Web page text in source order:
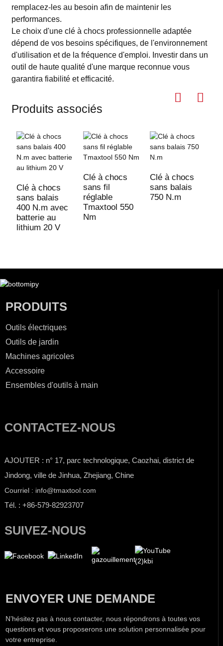
remplacez-les au besoin afin de maintenir les
performances.
Le choix d'une clé à chocs professionnelle adaptée
dépend de vos besoins spécifiques, de l'environnement
d'utilisation et de la fréquence d'emploi. Investir dans un
outil de haute qualité d'une marque reconnue vous
garantira fiabilité et efficacité.
Produits associés
Clé à chocs
sans balais
400 N.m avec
batterie au
lithium 20 V
Clé à chocs
sans fil
réglable
Tmaxtool 550
Nm
Clé à chocs
sans balais
750 N.m
PRODUITS
Outils électriques
Outils de jardin
Machines agricoles
Accessoire
Ensembles d'outils à main
CONTACTEZ-NOUS
AJOUTER : n° 17, parc technologique, Caozhai, district de
Jindong, ville de Jinhua, Zhejiang, Chine
Courriel : info@tmaxtool.com
Tél. : +86-579-82923707
SUIVEZ-NOUS
ENVOYER UNE DEMANDE
N’hésitez pas à nous contacter, nous répondrons à toutes vos
questions et vous proposerons une solution personnalisée pour
votre entreprise.